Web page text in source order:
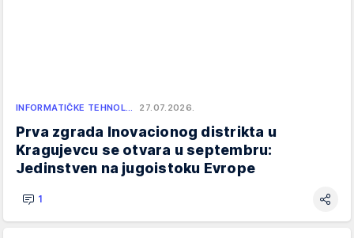
INFORMATIČKE TEHNOL… 27.07.2026.
Prva zgrada Inovacionog distrikta u
Kragujevcu se otvara u septembru:
Jedinstven na jugoistoku Evrope
1